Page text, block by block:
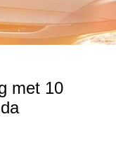
met 10